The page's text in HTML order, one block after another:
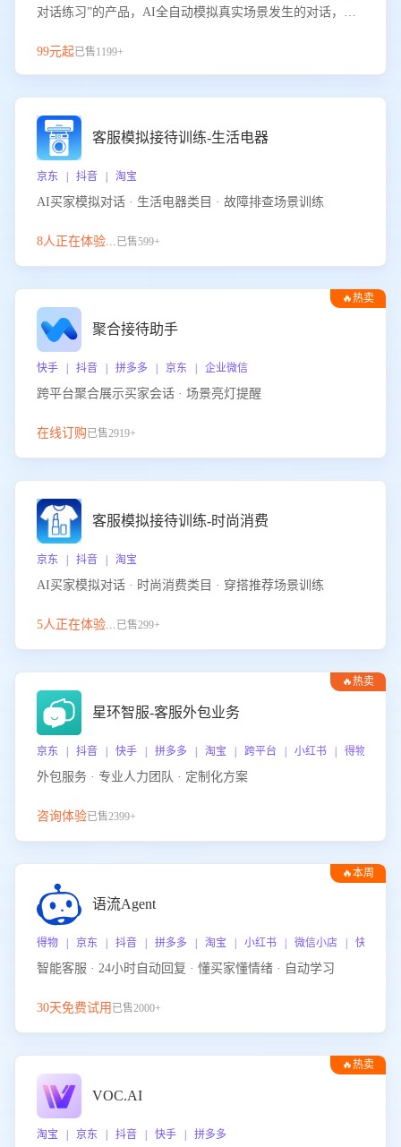
对话练习”的产品，AI全自动模拟真实场景发生的对话，企
服能力。
99元起已售1199+
客服模拟接待训练-生活电器
京东 | 抖音 | 淘宝
AI买家模拟对话 · 生活电器类目 · 故障排查场景训练
8人正在体验...已售599+
🔥热卖
聚合接待助手
快手 | 抖音 | 拼多多 | 京东 | 企业微信
跨平台聚合展示买家会话 · 场景亮灯提醒
在线订购已售2919+
客服模拟接待训练-时尚消费
京东 | 抖音 | 淘宝
AI买家模拟对话 · 时尚消费类目 · 穿搭推荐场景训练
5人正在体验...已售299+
🔥热卖
星环智服-客服外包业务
京东 | 抖音 | 快手 | 拼多多 | 淘宝 | 跨平台 | 小红书 | 得物 | 企
外包服务 · 专业人力团队 · 定制化方案
咨询体验已售2399+
🔥本周
语流Agent
得物 | 京东 | 抖音 | 拼多多 | 淘宝 | 小红书 | 微信小店 | 快手 |
智能客服 · 24小时自动回复 · 懂买家懂情绪 · 自动学习
30天免费试用 已售2000+
🔥热卖
VOC.AI
淘宝 | 京东 | 抖音 | 快手 | 拼多多